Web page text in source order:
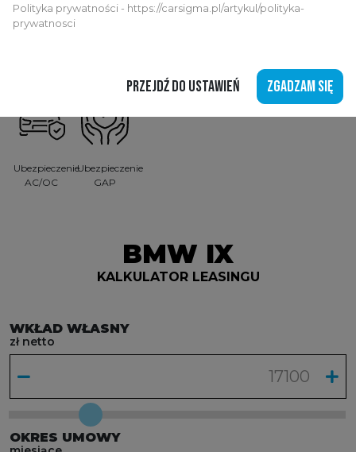
BMW IX
Ubezpieczenie
AC/OC
Ubezpieczenie
GAP
BMW IX
KALKULATOR LEASINGU
WKŁAD WŁASNY
zł netto
OKRES UMOWY
Polityka prywatności - https://carsigma.pl/artykul/polityka-
prywatnosci
PRZEJDŹ DO USTAWIEŃ ZGADZAM SIĘ